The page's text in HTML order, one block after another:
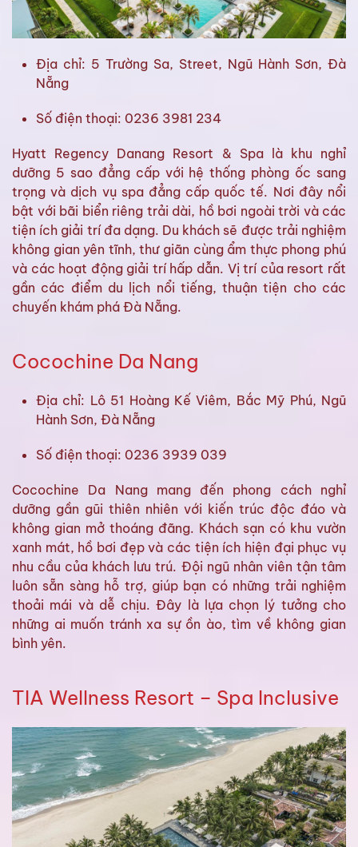
Địa chỉ: 5 Trường Sa, Street, Ngũ Hành Sơn, Đà
Nẵng
Số điện thoại: 0236 3981 234
Hyatt Regency Danang Resort & Spa là khu nghỉ
dưỡng 5 sao đẳng cấp với hệ thống phòng ốc sang
trọng và dịch vụ spa đẳng cấp quốc tế. Nơi đây nổi
bật với bãi biển riêng trải dài, hồ bơi ngoài trời và các
tiện ích giải trí đa dạng. Du khách sẽ được trải nghiệm
không gian yên tĩnh, thư giãn cùng ẩm thực phong phú
và các hoạt động giải trí hấp dẫn. Vị trí của resort rất
gần các điểm du lịch nổi tiếng, thuận tiện cho các
chuyến khám phá Đà Nẵng.
Cocochine Da Nang
Địa chỉ: Lô 51 Hoàng Kế Viêm, Bắc Mỹ Phú, Ngũ
Hành Sơn, Đà Nẵng
Số điện thoại: 0236 3939 039
Cocochine Da Nang mang đến phong cách nghỉ
dưỡng gần gũi thiên nhiên với kiến trúc độc đáo và
không gian mở thoáng đãng. Khách sạn có khu vườn
xanh mát, hồ bơi đẹp và các tiện ích hiện đại phục vụ
nhu cầu của khách lưu trú. Đội ngũ nhân viên tận tâm
luôn sẵn sàng hỗ trợ, giúp bạn có những trải nghiệm
thoải mái và dễ chịu. Đây là lựa chọn lý tưởng cho
những ai muốn tránh xa sự ồn ào, tìm về không gian
bình yên.
TIA Wellness Resort – Spa Inclusive